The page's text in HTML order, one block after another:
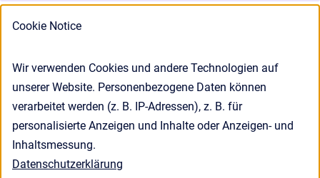
Cookie Notice
Wir verwenden Cookies und andere Technologien auf
unserer Website. Personenbezogene Daten können
verarbeitet werden (z. B. IP-Adressen), z. B. für
personalisierte Anzeigen und Inhalte oder Anzeigen- und
Inhaltsmessung.
Datenschutzerklärung